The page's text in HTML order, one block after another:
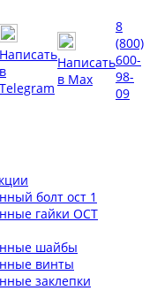
Написать
в
Telegram
Написать
в Max
8
(800)
600-
98-
09
болт ост 1
гайки ОСТ
шайбы
винты
заклепки